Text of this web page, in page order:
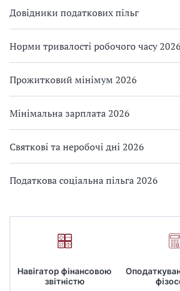
Довідники податкових пільг
Норми тривалості робочого часу 2026
Прожитковий мінімум 2026
Мінімальна зарплата 2026
Святкові та неробочі дні 2026
Податкова соціальна пільга 2026
Навігатор фінансовою
звітністю